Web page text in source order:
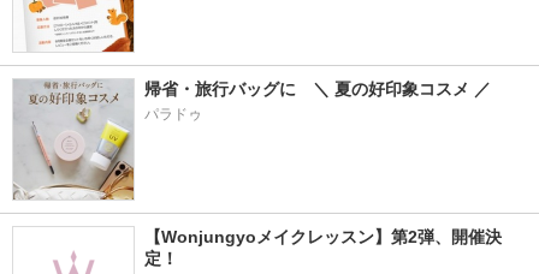
帰省・旅行バッグに　＼ 夏の好印象コスメ ／
パラドゥ
【Wonjungyoメイクレッスン】第2弾、開催決
定！